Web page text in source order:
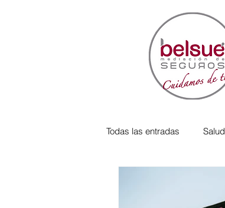
Todas las entradas Salud